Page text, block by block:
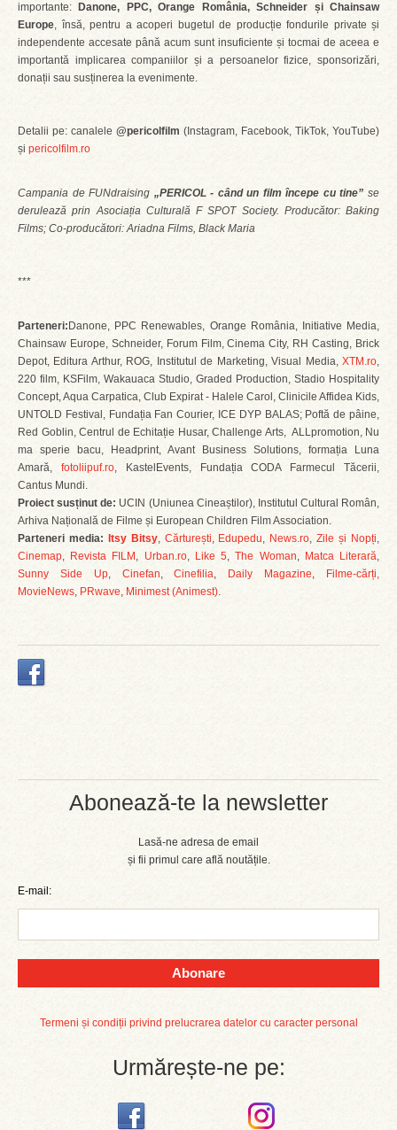
Abonează-te la newsletter
Lasă-ne adresa de email
și fii primul care află noutățile.
E-mail:
Abonare
Termeni și condiții privind prelucrarea datelor cu caracter personal
Urmărește-ne pe:
importante:
Danone, PPC, Orange România, Schneider și Chainsaw
Europe, însă, pentru a acoperi bugetul de producție fondurile private și
independente accesate până acum sunt insuficiente și tocmai de aceea e
importantă implicarea companiilor și a persoanelor fizice, sponsorizări,
donații sau susținerea la evenimente.
Detalii pe: canalele @pericolfilm (Instagram, Facebook, TikTok, YouTube)
și pericolfilm.ro
Campania de FUNdraising „PERICOL - când un film începe cu tine”se
derulează prin Asociația Culturală F SPOT Society. Producător: Baking
Films; Co-producători: Ariadna Films, Black Maria
***
Parteneri: Danone, PPC Renewables, Orange România, Initiative Media,
Chainsaw Europe, Schneider, Forum Film, Cinema City, RH Casting, Brick
Depot, Editura Arthur, ROG, Institutul de Marketing, Visual Media, XTM.ro,
220 film, KSFilm, Wakauaca Studio, Graded Production, Stadio Hospitality
Concept, Aqua Carpatica, Club Expirat - Halele Carol, Clinicile Affidea Kids,
UNTOLD Festival, Fundația Fan Courier, ICE DYP BALAS; Poftă de pâine,
Red Goblin, Centrul de Echitație Husar, Challenge Arts, ALLpromotion, Nu
ma sperie bacu, Headprint, Avant Business Solutions, formația Luna
Amară, fotoliipuf.ro, KastelEvents, Fundația CODA Farmecul Tăcerii,
Cantus Mundi.
Proiect susținut de: UCIN (Uniunea Cineaștilor), Institutul Cultural Român,
Arhiva Națională de Filme și European Children Film Association.
Parteneri media:
Itsy Bitsy, Cărturești, Edupedu, News.ro,Zile și Nopți,
Cinemap, Revista FILM , Urban.ro, Like 5,The Woman, Matca Literară,
Sunny Side Up, Cinefan,Cinefilia, Daily Magazine,
Filme-cărți,
MovieNews, PRwave, Minimest (Animest).